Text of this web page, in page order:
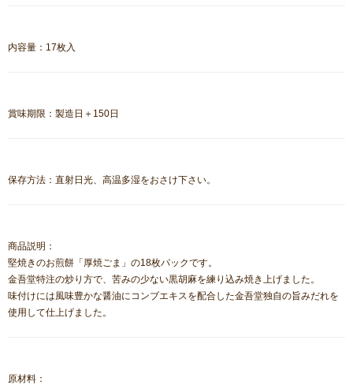
内容量：17枚入
賞味期限：製造日＋150日
保存方法：直射日光、高温多湿をおさけ下さい。
商品説明：
堅焼きのお煎餅「厚焼ごま」の18枚パックです。
金吾堂特注の炒り方で、苦みの少ない黒胡麻を練り込み焼き上げました。
味付けには風味豊かな醤油にコンブエキスを配合した金吾堂独自の旨みだれを
使用して仕上げました。
原材料：